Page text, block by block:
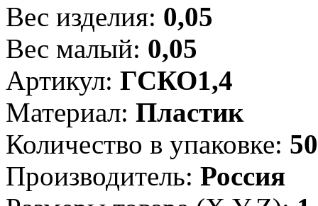
Вес изделия: 0,05
Вес малый: 0,05
Артикул: ГСКО1,4
Материал: Пластик
Количество в упаковке: 50
Производитель: Россия